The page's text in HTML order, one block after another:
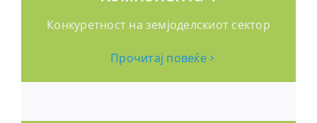
Конкуретност на земјоделскиот сектор
Прочитај повеќе